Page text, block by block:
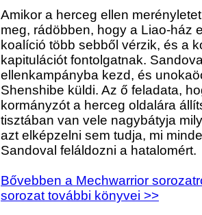
Amikor a herceg ellen
meg, rádöbben, hogy a Liao-ház
koalíció több sebből vérzik, és a
kapitulációt fontolgatnak.
ellenkampányba kezd, és
Shenshibe küldi. Az ő feladata,
kormányzót a herceg oldalára
tisztában van vele nagybátyja
azt elképzelni sem tudja, mi
Sandoval feláldozni a hatalomért.
Bővebben a Mechwarrior
sorozat további könyvei >>